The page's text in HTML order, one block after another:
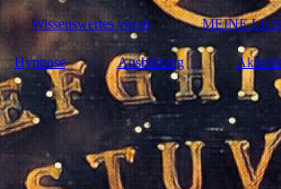
Wissenswertes vorab MEINE
Hypnose Ausbildung